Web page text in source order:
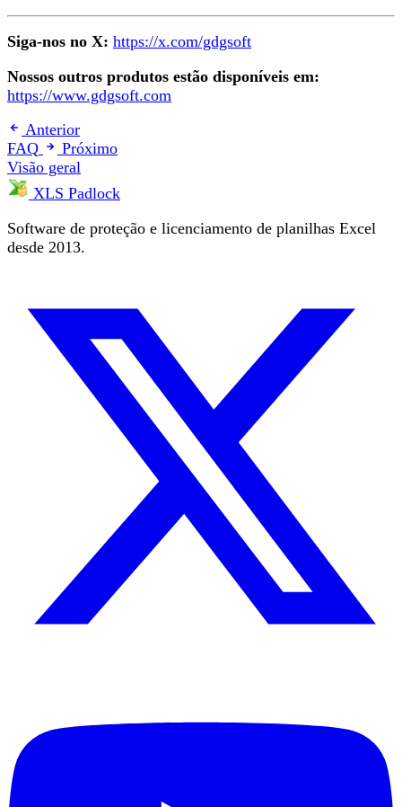
Siga-nos no X: https://x.com/gdgsoft
Nossos outros produtos estão disponíveis em:
https://www.gdgsoft.com
Anterior
FAQ
Próximo
Visão geral
XLS Padlock
Software de proteção e licenciamento de planilhas Excel
desde 2013.